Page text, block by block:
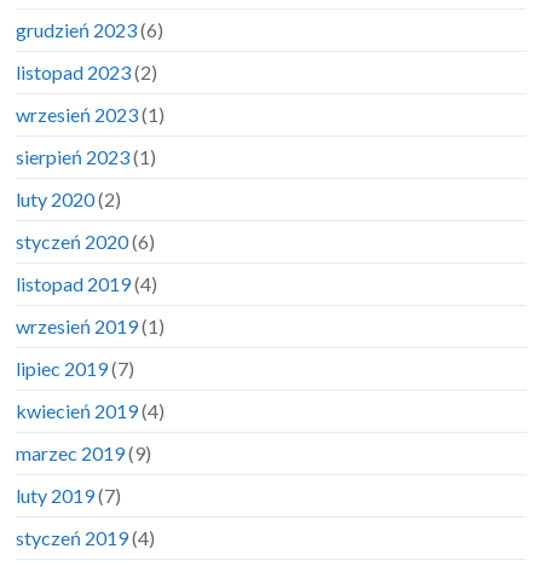
grudzień 2023(6)
listopad 2023(2)
wrzesień 2023(1)
sierpień 2023(1)
luty 2020(2)
styczeń 2020(6)
listopad 2019(4)
wrzesień 2019(1)
lipiec 2019(7)
kwiecień 2019(4)
marzec 2019(9)
luty 2019(7)
styczeń 2019(4)